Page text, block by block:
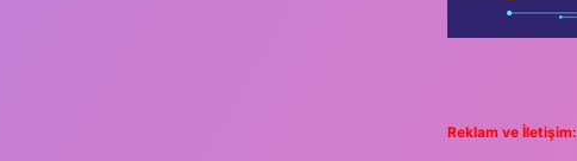
Reklam ve İletişim: